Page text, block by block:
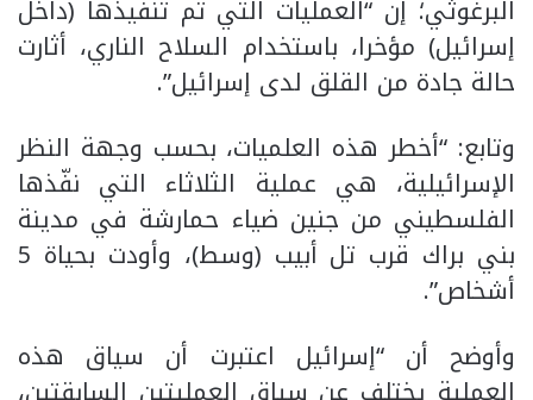
البرغوثي؛ إن “العمليات التي تم تنفيذها (داخل
إسرائيل) مؤخرا، باستخدام السلاح الناري، أثارت
حالة جادة من القلق لدى إسرائيل”.
وتابع: “أخطر هذه العلميات، بحسب وجهة النظر
الإسرائيلية، هي عملية الثلاثاء التي نفّذها
الفلسطيني من جنين ضياء حمارشة في مدينة
بني براك قرب تل أبيب (وسط)، وأودت بحياة 5
أشخاص”.
وأوضح أن “إسرائيل اعتبرت أن سياق هذه